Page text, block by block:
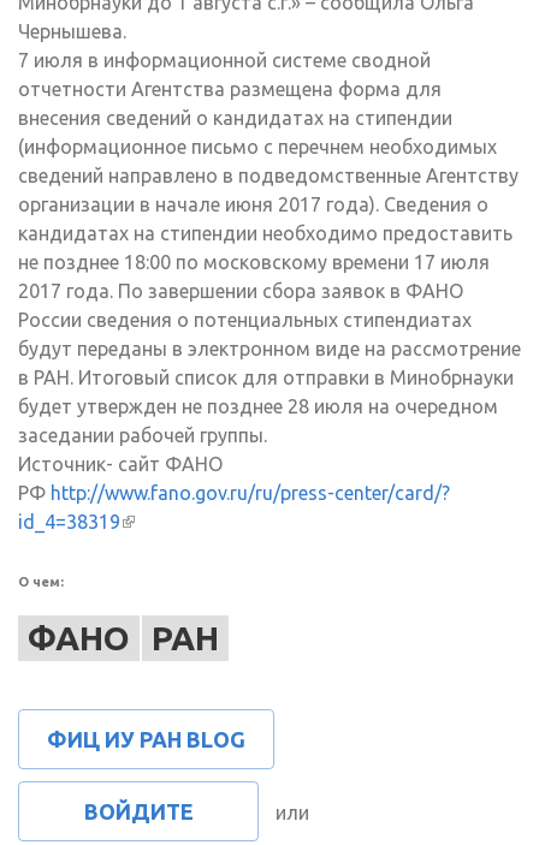
Чернышева.
7 июля в информационной системе сводной
отчетности Агентства размещена форма для
внесения сведений о кандидатах на стипендии
(информационное письмо с перечнем необходимых
сведений направлено в подведомственные Агентству
организации в начале июня 2017 года). Сведения о
кандидатах на стипендии необходимо предоставить
не позднее 18:00 по московскому времени 17 июля
2017 года. По завершении сбора заявок в ФАНО
России сведения о потенциальных стипендиатах
будут переданы в электронном виде на рассмотрение
в РАН. Итоговый список для отправки в Минобрнауки
будет утвержден не позднее 28 июля на очередном
заседании рабочей группы.
Источник- сайт ФАНО
РФ http://www.fano.gov.ru/ru/press-center/card/?
id_4=38319(внешняя ссылка)
О чем:
ФАНО РАН
ФИЦ ИУ РАН BLOG
ВОЙДИТЕ или